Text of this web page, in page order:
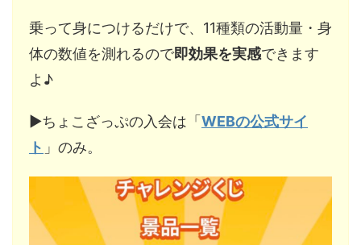
乗って身につけるだけで、11種類の活動量・身
体の数値を測れるので即効果を実感できます
よ♪
▶︎ちょこざっぷの入会は「WEBの公式サイ
ト 」のみ。